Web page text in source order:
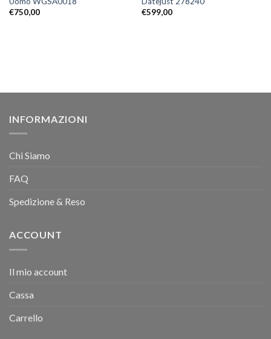
€750,00
€599,00
INFORMAZIONI
Chi Siamo
FAQ
Spedizione & Reso
ACCOUNT
Il mio account
Cassa
Carrello